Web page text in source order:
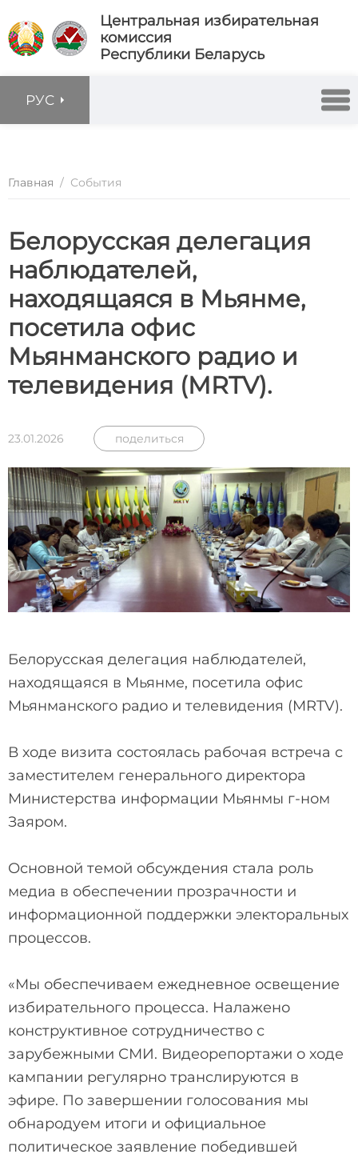
Центральная избирательная
комиссия
Республики Беларусь
РУС
Главная / События
Белорусская делегация
наблюдателей,
находящаяся в Мьянме,
посетила офис
Мьянманского радио и
телевидения (MRTV).
23.01.2026 поделиться
Белорусская делегация наблюдателей,
находящаяся в Мьянме, посетила офис
Мьянманского радио и телевидения (MRTV).
В ходе визита состоялась рабочая встреча с
заместителем генерального директора
Министерства информации Мьянмы г-ном
Заяром.
Основной темой обсуждения стала роль
медиа в обеспечении прозрачности и
информационной поддержки электоральных
процессов.
«Мы обеспечиваем ежедневное освещение
избирательного процесса. Налажено
конструктивное сотрудничество с
зарубежными СМИ. Видеорепортажи о ходе
кампании регулярно транслируются в
эфире. По завершении голосования мы
обнародуем итоги и официальное
политическое заявление победившей